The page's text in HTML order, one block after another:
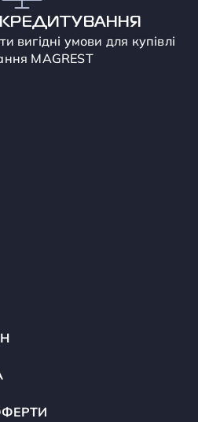
КРЕДИТУВАННЯ
умови для купівлі
MAGREST